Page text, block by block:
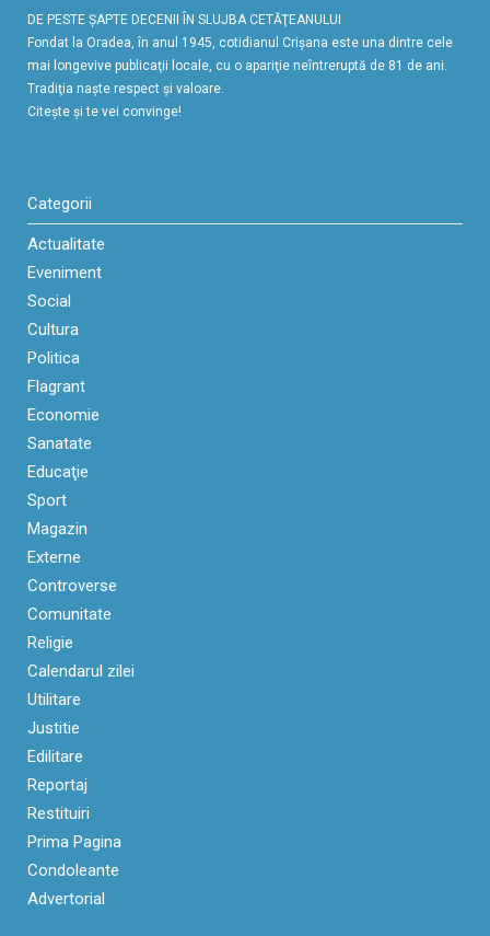
DE PESTE ŞAPTE DECENII ÎN SLUJBA CETĂŢEANULUI
Fondat la Oradea, în anul 1945, cotidianul Crişana este una dintre cele
mai longevive publicaţii locale, cu o apariţie neîntreruptă de 81 de ani.
Tradiţia naşte respect şi valoare.
Citeşte şi te vei convinge!
Categorii
Actualitate
Eveniment
Social
Cultura
Politica
Flagrant
Economie
Sanatate
Educaţie
Sport
Magazin
Externe
Controverse
Comunitate
Religie
Calendarul zilei
Utilitare
Justitie
Edilitare
Reportaj
Restituiri
Prima Pagina
Condoleante
Advertorial